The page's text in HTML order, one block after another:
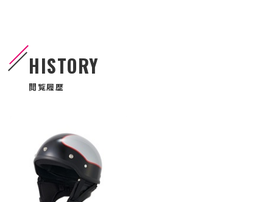
HISTORY
閲覧履歴